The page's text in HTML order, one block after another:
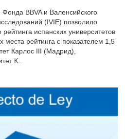
BBVA и Валенсийского
(IVIE) позволило
испанских университетов
места рейтинга с показателем 1,5
Карлос III (Мадрид),
К..